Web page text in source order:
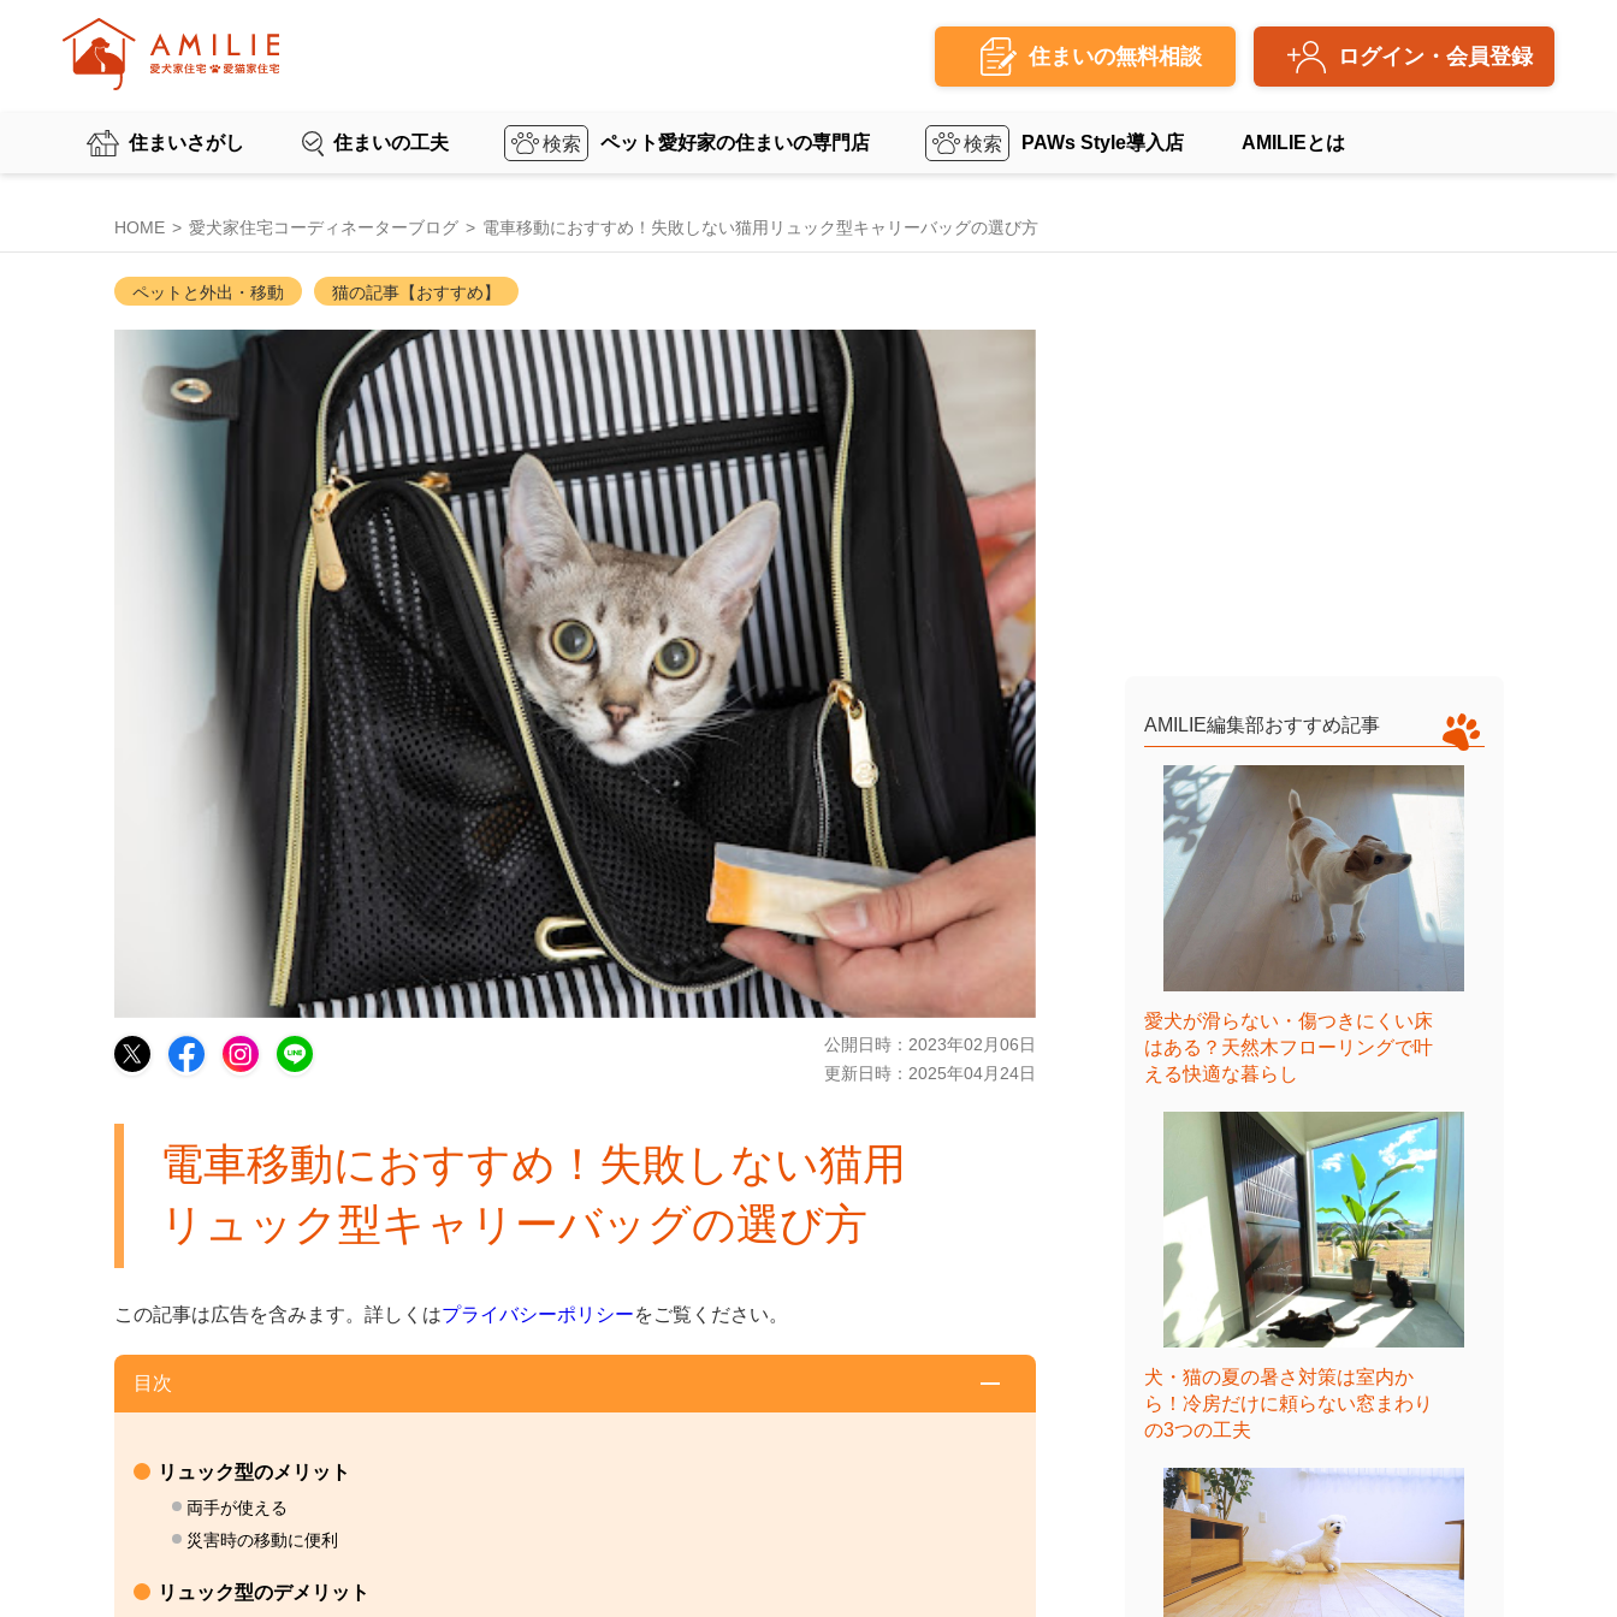
住まいの無料相談 ログイン・会員登録
住まいさがし 住まいの工夫 ペット愛好家の住まいの専門店 PAWs Style導入店 AMILIEとは
HOME 愛犬家住宅コーディネーターブログ 電車移動におすすめ！失敗しない猫用リュック型キャリーバッグの選び方
ペットと外出・移動 猫の記事【おすすめ】
公開日時： 2023年02月06日
更新日時： 2025年04月24日
電車移動におすすめ！失敗しない猫用
リュック型キャリーバッグの選び方
この記事は広告を含みます。 詳しくはプライバシーポリシーをご覧ください。
目次
リュック型のメリット
両手が使える
災害時の移動に便利
リュック型のデメリット
AMILIE編集部おすすめ記事
愛犬が滑らない・傷つきにくい床
はある？天然木フローリングで叶
える快適な暮らし
犬・猫の夏の暑さ対策は室内か
ら！冷房だけに頼らない窓まわり
の3つの工夫